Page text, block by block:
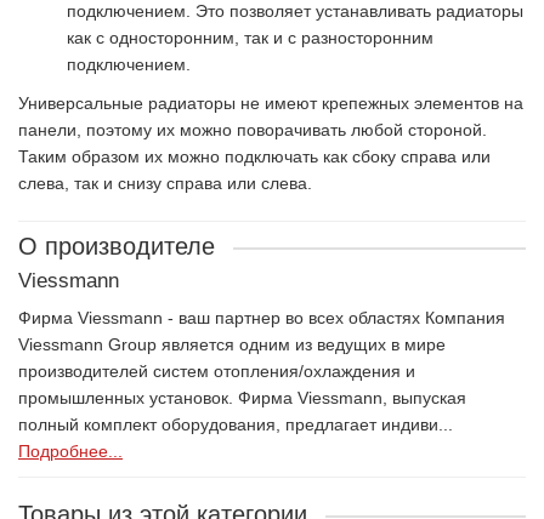
подключением. Это позволяет устанавливать радиаторы
как с односторонним, так и с разносторонним
подключением.
Универсальные радиаторы не имеют крепежных элементов на
панели, поэтому их можно поворачивать любой стороной.
Таким образом их можно подключать как сбоку справа или
слева, так и снизу справа или слева.
О производителе
Viessmann
Фирма Viessmann - ваш партнер во всех областях Компания
Viessmann Group является одним из ведущих в мире
производителей систем отопления/охлаждения и
промышленных установок. Фирма Viessmann, выпуская
полный комплект оборудования, предлагает индиви...
Подробнее...